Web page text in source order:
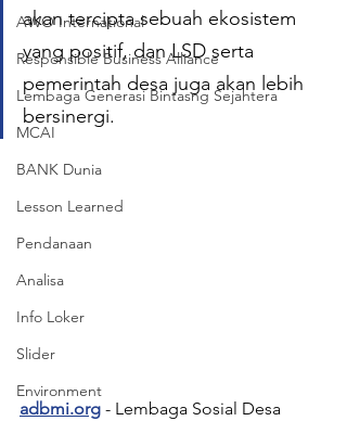
AWO International
Responsible Business Alliance
Lembaga Generasi Bintasng Sejahtera
MCAI
BANK Dunia
Lesson Learned
Pendanaan
Analisa
Info Loker
Slider
Environment
akan tercipta sebuah ekosistem
yang positif, dan LSD serta
pemerintah desa juga akan lebih
bersinergi.
adbmi.org - Lembaga Sosial Desa